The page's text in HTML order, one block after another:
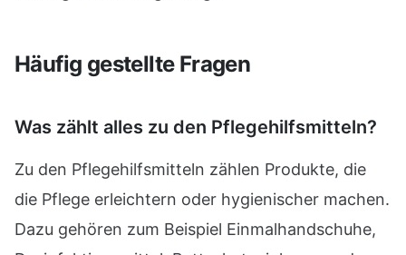
Häufig gestellte Fragen
Was zählt alles zu den Pflegehilfsmitteln?
Zu den Pflegehilfsmitteln zählen Produkte, die
die Pflege erleichtern oder hygienischer machen.
Dazu gehören zum Beispiel Einmalhandschuhe,